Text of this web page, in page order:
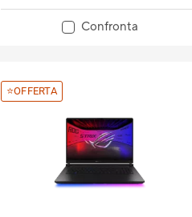
Display OLED HDR 14”
Tastiera retroilluminata RGB 1-
Confronta
⭐OFFERTA